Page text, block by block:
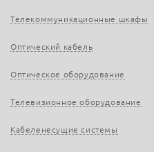
Телекоммуникационные шкафы
Оптический кабель
Оптическое оборудование
Телевизионное оборудование
Кабеленесущие системы